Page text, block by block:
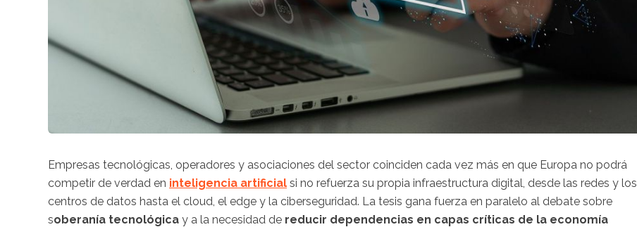
Empresas tecnológicas, operadores y asociaciones del sector coinciden cada vez más en que Europa no podrá
competir de verdad en inteligencia artificial si no refuerza su propia infraestructura digital, desde las redes y los
centros de datos hasta el cloud, el edge y la ciberseguridad. La tesis gana fuerza en paralelo al debate sobre
soberanía tecnológica y a la necesidad de reducir dependencias en capas críticas de la economía